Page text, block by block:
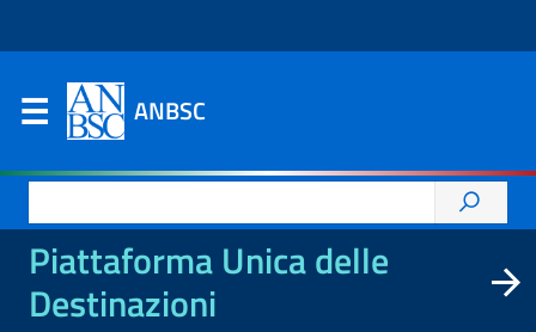
ANBSC
per:
Piattaforma Unica delle
Destinazioni